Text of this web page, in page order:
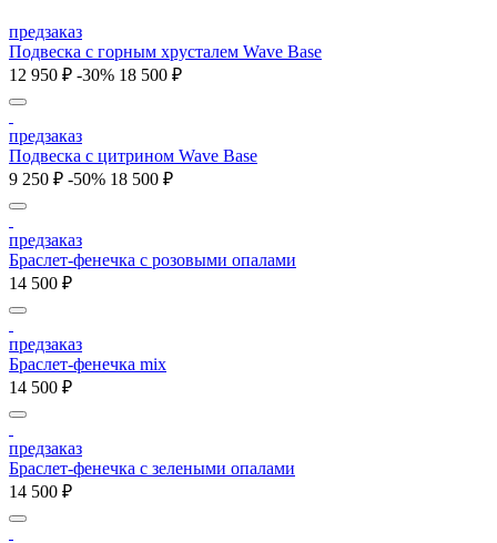
предзаказ
Подвеска с горным хрусталем Wave Base
12 950 ₽ -30% 18 500 ₽
предзаказ
Подвеска с цитрином Wave Base
9 250 ₽ -50% 18 500 ₽
предзаказ
Браслет-фенечка с розовыми опалами
14 500 ₽
предзаказ
Браслет-фенечка mix
14 500 ₽
предзаказ
Браслет-фенечка с зелеными опалами
14 500 ₽